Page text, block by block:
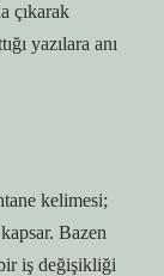
çıkarak
yazılara anı
kelimesi;
Bazen
iş değişikliği